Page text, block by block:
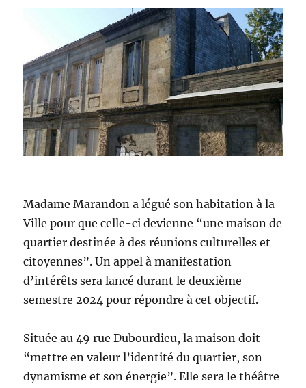
Madame Marandon a légué son habitation à la
Ville pour que celle-ci devienne “une maison de
quartier destinée à des réunions culturelles et
citoyennes”. Un appel à manifestation
d’intérêts sera lancé durant le deuxième
semestre 2024 pour répondre à cet objectif.
Située au 49 rue Dubourdieu, la maison doit
“mettre en valeur l’identité du quartier, son
dynamisme et son énergie”. Elle sera le théâtre